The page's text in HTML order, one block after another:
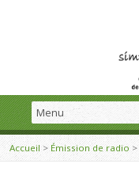
Accueil> Émission de radio >